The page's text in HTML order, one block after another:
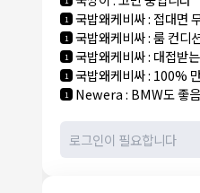
1 국밥왜케비싸: 접대면
1 국밥왜케비싸:룸 컨디
1 국밥왜케비싸: 대접받
1 국밥왜케비싸: 100%
1 Newera: BMW도 좋음